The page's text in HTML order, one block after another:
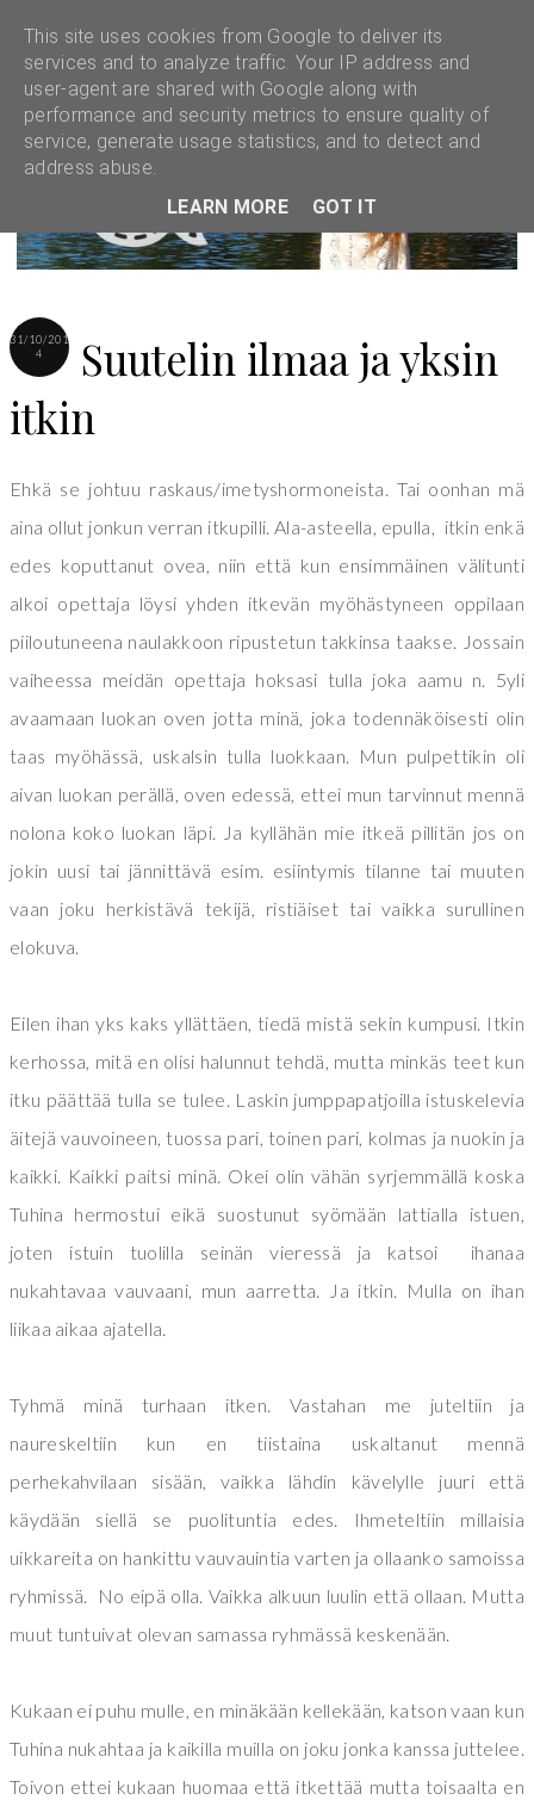
31/10/201
4
Suutelin ilmaa ja yksin
itkin
Ehkä se johtuu raskaus/imetyshormoneista. Tai oonhan mä
aina ollut jonkun verran itkupilli. Ala-asteella, epulla, itkin enkä
edes koputtanut ovea, niin että kun ensimmäinen välitunti
alkoi opettaja löysi yhden itkevän myöhästyneen oppilaan
piiloutuneena naulakkoon ripustetun takkinsa taakse. Jossain
vaiheessa meidän opettaja hoksasi tulla joka aamu n. 5yli
avaamaan luokan oven jotta minä, joka todennäköisesti olin
taas myöhässä, uskalsin tulla luokkaan. Mun pulpettikin oli
aivan luokan perällä, oven edessä, ettei mun tarvinnut mennä
nolona koko luokan läpi. Ja kyllähän mie itkeä pillitän jos on
jokin uusi tai jännittävä esim. esiintymis tilanne tai muuten
vaan joku herkistävä tekijä, ristiäiset tai vaikka surullinen
elokuva.
Eilen ihan yks kaks yllättäen, tiedä mistä sekin kumpusi. Itkin
kerhossa, mitä en olisi halunnut tehdä, mutta minkäs teet kun
itku päättää tulla se tulee. Laskin jumppapatjoilla istuskelevia
äitejä vauvoineen, tuossa pari, toinen pari, kolmas ja nuokin ja
kaikki. Kaikki paitsi minä. Okei olin vähän syrjemmällä koska
Tuhina hermostui eikä suostunut syömään lattialla istuen,
joten istuin tuolilla seinän vieressä ja katsoi ihanaa
nukahtavaa vauvaani, mun aarretta. Ja itkin. Mulla on ihan
liikaa aikaa ajatella.
Tyhmä minä turhaan itken. Vastahan me juteltiin ja
naureskeltiin kun en tiistaina uskaltanut mennä
perhekahvilaan sisään, vaikka lähdin kävelylle juuri että
käydään siellä se puolituntia edes. Ihmeteltiin millaisia
uikkareita on hankittu vauvauintia varten ja ollaanko samoissa
ryhmissä. No eipä olla. Vaikka alkuun luulin että ollaan. Mutta
muut tuntuivat olevan samassa ryhmässä keskenään.
Kukaan ei puhu mulle, en minäkään kellekään, katson vaan kun
Tuhina nukahtaa ja kaikilla muilla on joku jonka kanssa juttelee.
Toivon ettei kukaan huomaa että itkettää mutta toisaalta en
This site uses cookies from Google to deliver its
services and to analyze traffic. Your IP address and
user-agent are shared with Google along with
performance and security metrics to ensure quality of
service, generate usage statistics, and to detect and
address abuse.
LEARN MORE
GOT IT